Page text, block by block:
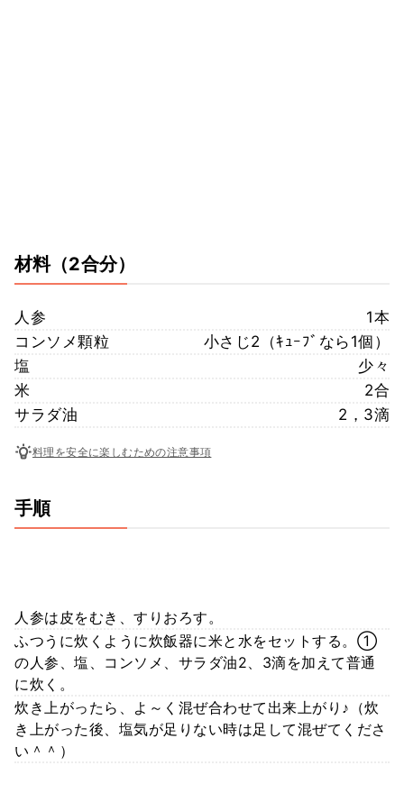
材料（2合分）
人参
1本
コンソメ顆粒
小さじ2（ｷｭｰﾌﾞなら1個）
塩
少々
米
2合
サラダ油
2，3滴
料理を安全に楽しむための注意事項
手順
人参は皮をむき、すりおろす。
ふつうに炊くように炊飯器に米と水をセットする。①
の人参、塩、コンソメ、サラダ油2、3滴を加えて普通
に炊く。
炊き上がったら、よ～く混ぜ合わせて出来上がり♪（炊
き上がった後、塩気が足りない時は足して混ぜてくださ
い＾＾）